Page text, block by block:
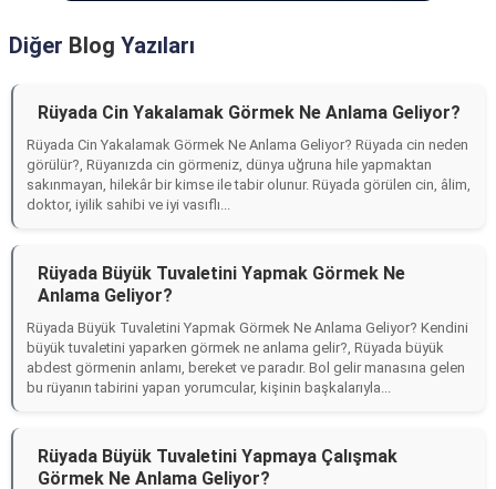
Diğer Blog Yazıları
Rüyada Cin Yakalamak Görmek Ne Anlama Geliyor?
Rüyada Cin Yakalamak Görmek Ne Anlama Geliyor? Rüyada cin neden
görülür?, Rüyanızda cin görmeniz, dünya uğruna hile yapmaktan
sakınmayan, hilekâr bir kimse ile tabir olunur. Rüyada görülen cin, âlim,
doktor, iyilik sahibi ve iyi vasıflı...
Rüyada Büyük Tuvaletini Yapmak Görmek Ne
Anlama Geliyor?
Rüyada Büyük Tuvaletini Yapmak Görmek Ne Anlama Geliyor? Kendini
büyük tuvaletini yaparken görmek ne anlama gelir?, Rüyada büyük
abdest görmenin anlamı, bereket ve paradır. Bol gelir manasına gelen
bu rüyanın tabirini yapan yorumcular, kişinin başkalarıyla...
Rüyada Büyük Tuvaletini Yapmaya Çalışmak
Görmek Ne Anlama Geliyor?